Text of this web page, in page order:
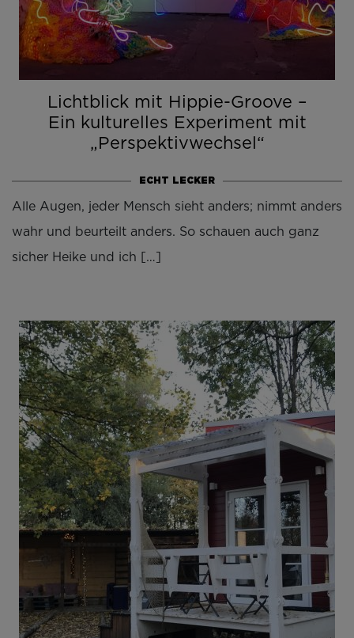
Lichtblick mit Hippie-Groove –
Ein kulturelles Experiment mit
„Perspektivwechsel“
ECHT LECKER
Alle Augen, jeder Mensch sieht anders; nimmt anders
wahr und beurteilt anders. So schauen auch ganz
sicher Heike und ich […]